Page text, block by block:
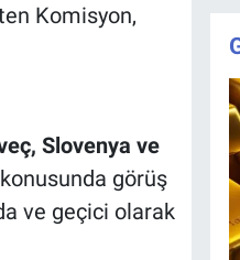
Komisyon,
Slovenya ve
görüş
ve geçici olarak